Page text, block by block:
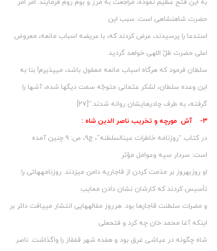
به این فتح عظیم نموده، مراجعت به مرز و بوم روم فرمایند. امر امر
حضرت شاهنشاهی است. سبب این
استدعا را پرسیدند، عرض کردند که، با عریضه اسباب مانعه، معروض
اعلی حضرت ظلّ اللهی خواهد گردید.
سلطان فرمود که هرگاه اسباب مانعه معقول باشد، می‏پذیرم! بنا به
این وعده سلطان، لشکر عثمانی متوجّه سمت دیگ‏ها شده، آش‏ها را
گرفته، به طرف چادرهایشان روانه شدند.”[۲۷]
۳- آش مورچه و تخریب ناصر الدین شاه :
در کتاب “روزنامه خاطرات عین‏السلطنه”، ج‏۹، ص: ۹ چنین آمده
است: سردار سپه وعوامل مؤثر
او روزبه‏روز بر مذمت کردن از قاجاریه دامن می‏زدند. روزنامه‏هائی را
تأسیس کردند که کارشان نشان دادن معایب
و مضرات سلطنت قاجارها بود. هرروز مقاله‏هایی انتشار می‏یافت دائر بر
اینکه آغا محمد خان چه کرد و فتحعلی
شاه چگونه در عیاشی غرق بود و هفده شهر قفقاز را واگذاشت. ناصر